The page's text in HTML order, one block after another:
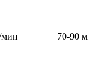
мин 70-90 м